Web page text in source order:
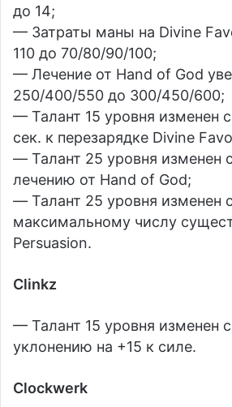
до 14;
— Затраты маны на Divine
110 до 70/80/90/100;
— Лечение от Hand of God
250/400/550 до 300/450/600;
— Талант 15 уровня изменен
сек. к перезарядке Divine
— Талант 25 уровня изменен
лечению от Hand of God;
— Талант 25 уровня изменен
максимальному числу
Persuasion.
Clinkz
— Талант 15 уровня изменен
уклонению на +15 к силе.
Clockwerk